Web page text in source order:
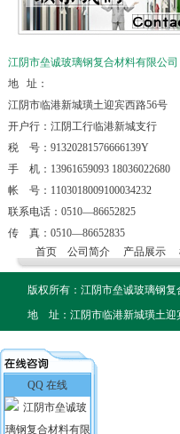
江阴市垒诚玻璃钢复合材料有限公司
地 址：
江阴市临港新城璜土迎宾西路56号
开户行：江阴工行临港新城支行
税 号：91320281576666139Y
手 机：13961659093 18036022680
帐 号：1103018009100034232
联系电话：0510—86652825
传 真：0510—86652835
首页 公司简介 产品展示
版权所有：江阴市垒诚玻璃钢
地 址：江阴市临港新城璜土迎
QQ 在线